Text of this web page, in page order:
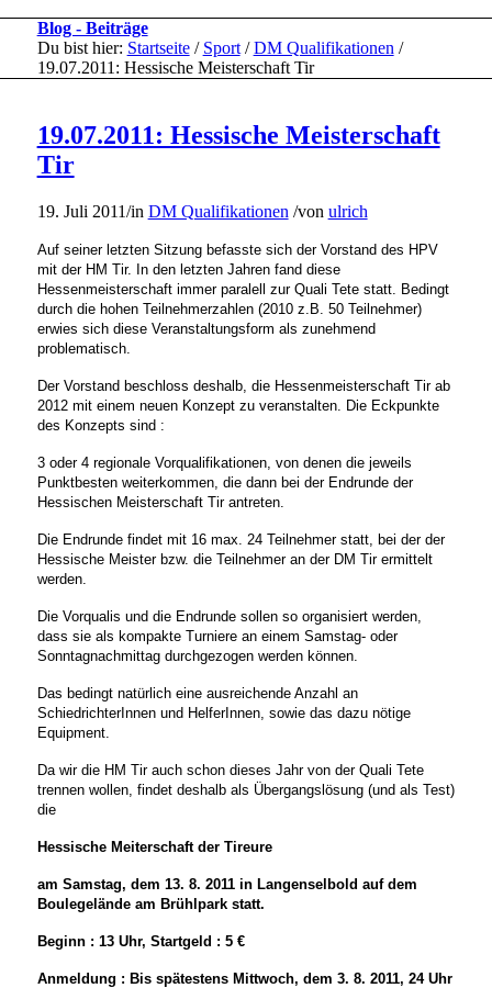
Blog - Beiträge
Du bist hier: Startseite / Sport / DM Qualifikationen /
19.07.2011: Hessische Meisterschaft Tir
19.07.2011: Hessische Meisterschaft
Tir
19. Juli 2011/in DM Qualifikationen /von ulrich
Auf seiner letzten Sitzung befasste sich der Vorstand des HPV
mit der HM Tir. In den letzten Jahren fand diese
Hessenmeisterschaft immer paralell zur Quali Tete statt. Bedingt
durch die hohen Teilnehmerzahlen (2010 z.B. 50 Teilnehmer)
erwies sich diese Veranstaltungsform als zunehmend
problematisch.
Der Vorstand beschloss deshalb, die Hessenmeisterschaft Tir ab
2012 mit einem neuen Konzept zu veranstalten. Die Eckpunkte
des Konzepts sind :
3 oder 4 regionale Vorqualifikationen, von denen die jeweils
Punktbesten weiterkommen, die dann bei der Endrunde der
Hessischen Meisterschaft Tir antreten.
Die Endrunde findet mit 16 max. 24 Teilnehmer statt, bei der der
Hessische Meister bzw. die Teilnehmer an der DM Tir ermittelt
werden.
Die Vorqualis und die Endrunde sollen so organisiert werden,
dass sie als kompakte Turniere an einem Samstag- oder
Sonntagnachmittag durchgezogen werden können.
Das bedingt natürlich eine ausreichende Anzahl an
SchiedrichterInnen und HelferInnen, sowie das dazu nötige
Equipment.
Da wir die HM Tir auch schon dieses Jahr von der Quali Tete
trennen wollen, findet deshalb als Übergangslösung (und als Test)
die
Hessische Meiterschaft der Tireure
am Samstag, dem 13. 8. 2011 in Langenselbold auf dem
Boulegelände am Brühlpark statt.
Beginn : 13 Uhr, Startgeld : 5 €
Anmeldung : Bis spätestens Mittwoch, dem 3. 8. 2011, 24 Uhr